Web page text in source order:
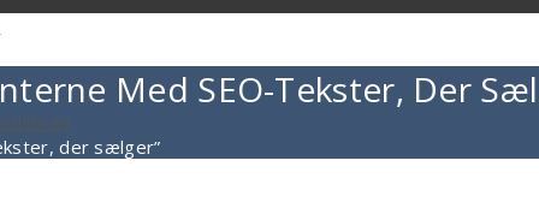
Med SEO-Tekster, Der
der sælger”